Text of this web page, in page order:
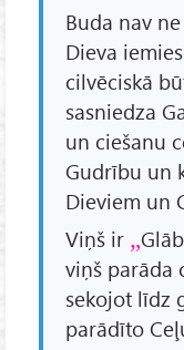
Buda nav
Dieva
cilvēciskā
sasniedza
un ciešanu
Gudrību un
Dieviem un
Viņš ir
viņš parāda
sekojot līdz
parādīto